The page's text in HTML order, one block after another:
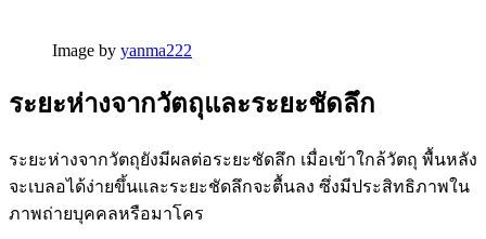
Image by yanma222
ระยะห่างจากวัตถุและระยะชัดลึก
ระยะห่างจากวัตถุยังมีผลต่อระยะชัดลึก เมื่อเข้าใกล้วัตถุ พื้นหลัง
จะเบลอได้ง่ายขึ้นและระยะชัดลึกจะตื้นลง ซึ่งมีประสิทธิภาพใน
ภาพถ่ายบุคคลหรือมาโคร